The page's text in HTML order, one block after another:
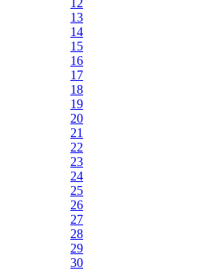
12
13
14
15
16
17
18
19
20
21
22
23
24
25
26
27
28
29
30